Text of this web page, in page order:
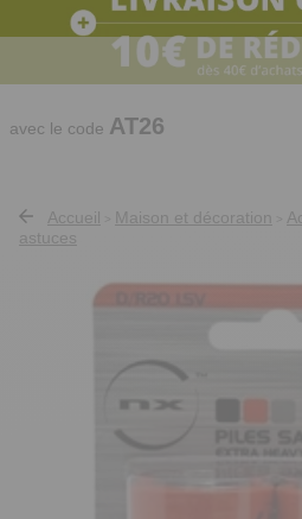
10€ de réduction dès 40€ d'achat. Offre
valable du 03/08/2026 au 12/08/
avec le code AT26
Accueil Maison et décoration
astuces